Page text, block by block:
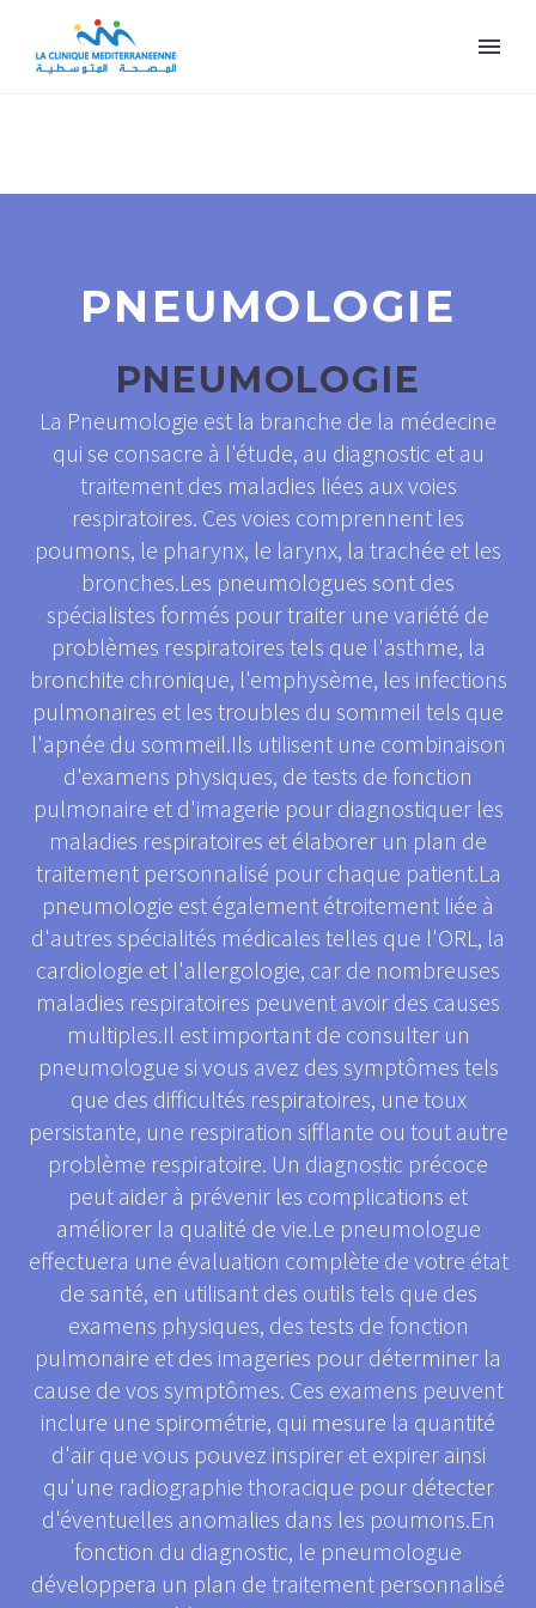
PNEUMOLOGIE
PNEUMOLOGIE
La Pneumologie est la branche de la médecine
qui se consacre à l'étude, au diagnostic et au
traitement des maladies liées aux voies
respiratoires. Ces voies comprennent les
poumons, le pharynx, le larynx, la trachée et les
bronches.Les pneumologues sont des
spécialistes formés pour traiter une variété de
problèmes respiratoires tels que l'asthme, la
bronchite chronique, l'emphysème, les infections
pulmonaires et les troubles du sommeil tels que
l'apnée du sommeil.Ils utilisent une combinaison
d'examens physiques, de tests de fonction
pulmonaire et d'imagerie pour diagnostiquer les
maladies respiratoires et élaborer un plan de
traitement personnalisé pour chaque patient.La
pneumologie est également étroitement liée à
d'autres spécialités médicales telles que l'ORL, la
cardiologie et l'allergologie, car de nombreuses
maladies respiratoires peuvent avoir des causes
multiples.Il est important de consulter un
pneumologue si vous avez des symptômes tels
que des difficultés respiratoires, une toux
persistante, une respiration sifflante ou tout autre
problème respiratoire. Un diagnostic précoce
peut aider à prévenir les complications et
améliorer la qualité de vie.Le pneumologue
effectuera une évaluation complète de votre état
de santé, en utilisant des outils tels que des
examens physiques, des tests de fonction
pulmonaire et des imageries pour déterminer la
cause de vos symptômes. Ces examens peuvent
inclure une spirométrie, qui mesure la quantité
d'air que vous pouvez inspirer et expirer ainsi
qu'une radiographie thoracique pour détecter
d'éventuelles anomalies dans les poumons.En
fonction du diagnostic, le pneumologue
développera un plan de traitement personnalisé